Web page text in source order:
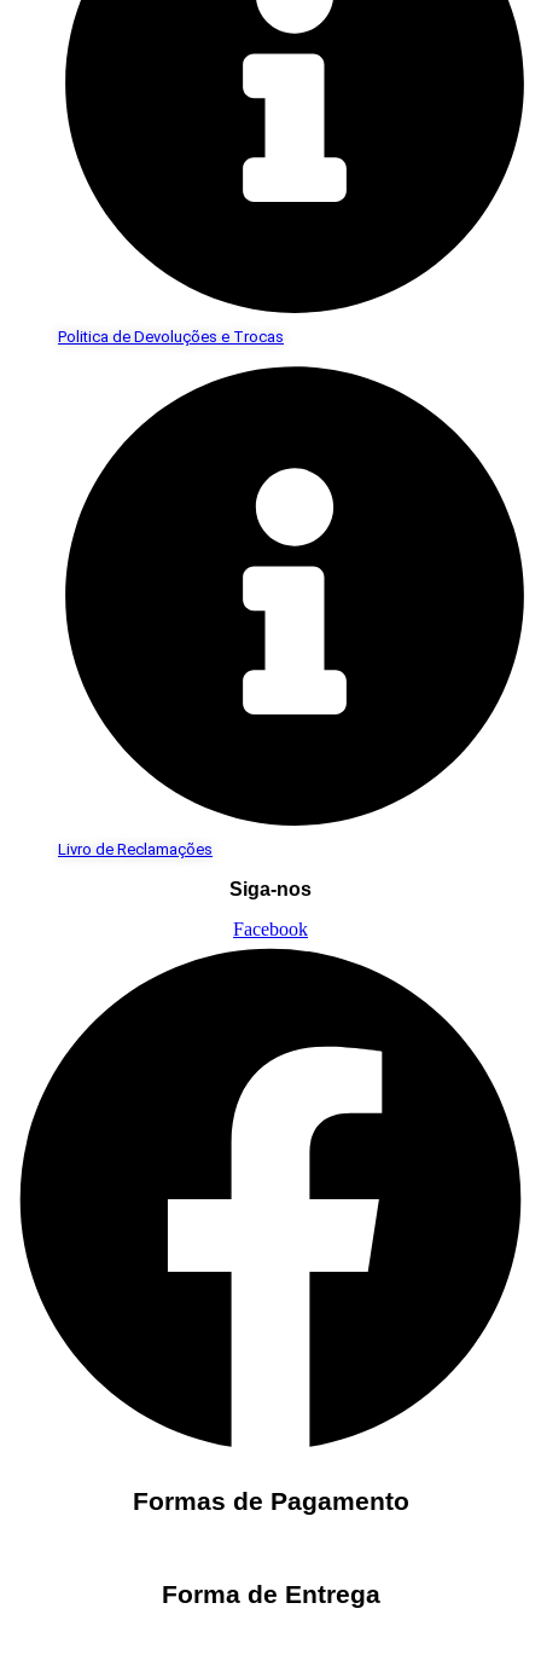
Politica de Devoluções e Trocas
Livro de Reclamações
Siga-nos
Facebook
Formas de Pagamento
Forma de Entrega